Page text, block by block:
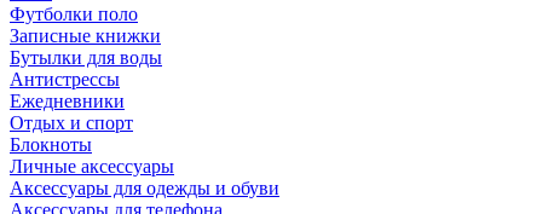
Футболки поло
Записные книжки
Бутылки для воды
Антистрессы
Ежедневники
Отдых и спорт
Блокноты
Личные аксессуары
Аксессуары для одежды и обуви
Аксессуары для телефона